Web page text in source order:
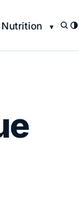
Nutrition /